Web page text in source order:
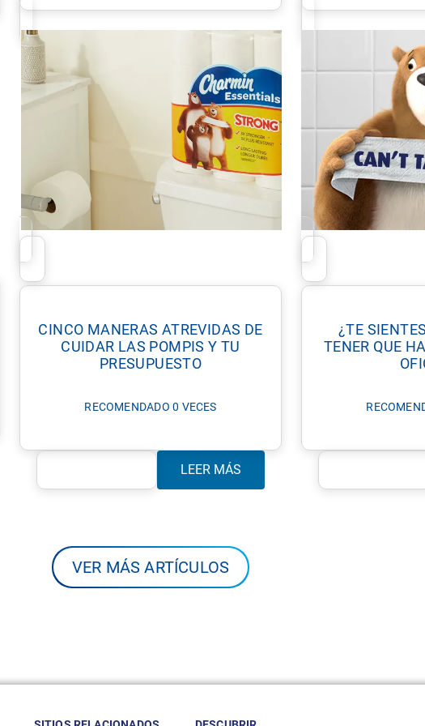
CINCO MANERAS ATREVIDAS DE
CUIDAR LAS POMPIS Y TU
PRESUPUESTO
RECOMENDADO 0 VECES
LEER MÁS
¿TE
TENER QUE
VER MÁS ARTÍCULOS